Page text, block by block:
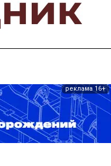
реклама 16+